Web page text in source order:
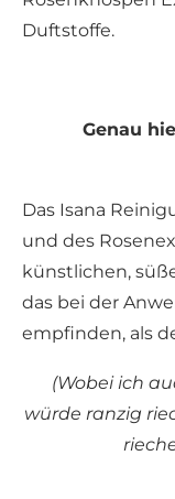
Duftstoffe.
Genau
Das Isana
und des
künstlichen,
das bei der
empfinden, als
(Wobei ich
würde ranzig